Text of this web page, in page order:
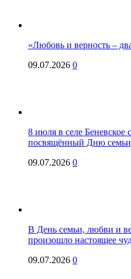
«Любовь и верность –
09.07.2026 0
8 июля в селе Беневское
посвящённый Дню
09.07.2026 0
В День семьи, любви и
произошло настоящее
09.07.2026 0